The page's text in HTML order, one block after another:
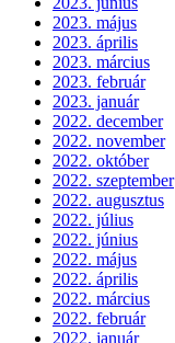
2023. május
2023. április
2023. március
2023. február
2023. január
2022. december
2022. november
2022. október
2022. szeptember
2022. augusztus
2022. július
2022. június
2022. május
2022. április
2022. március
2022. február
2022. január